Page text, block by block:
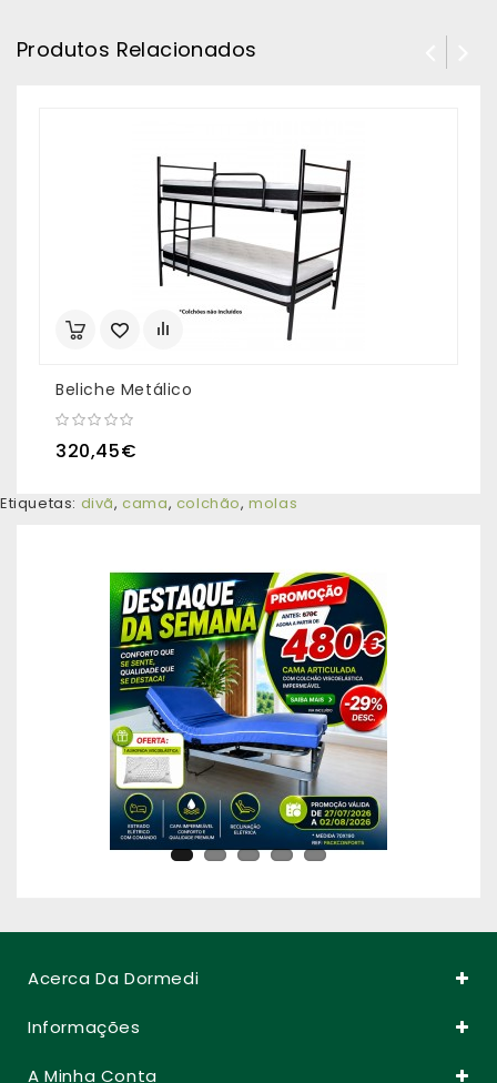
Produtos Relacionados
Beliche Metálico
320,45€
Etiquetas: divã,cama, colchão,molas
Acerca Da Dormedi
Informações
A Minha Conta